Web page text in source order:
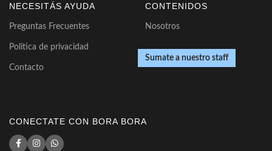
NECESITÁS AYUDA
Preguntas Frecuentes
Política de privacidad
Contacto
CONTENIDOS
Nosotros
Sumate a nuestro staff
CONECTATE CON BORA BORA